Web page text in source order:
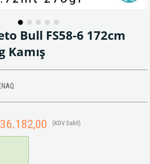
Bull FS58-6 172cm
Kamış
(KDV Dahil)